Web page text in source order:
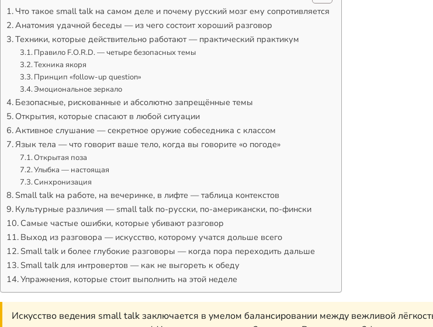
Что такое small talk на самом деле и почему русский мозг ему сопротивляется
Анатомия удачной беседы — из чего состоит хороший разговор
Техники, которые действительно работают — практический практикум
Правило F.O.R.D. — четыре безопасных темы
Техника якоря
Принцип «follow-up question»
Эмоциональное зеркало
Безопасные, рискованные и абсолютно запрещённые темы
Открытия, которые спасают в любой ситуации
Активное слушание — секретное оружие собеседника с классом
Язык тела — что говорит ваше тело, когда вы говорите «о погоде»
Открытая поза
Улыбка — настоящая
Синхронизация
Small talk на работе, на вечеринке, в лифте — таблица контекстов
Культурные различия — small talk по-русски, по-американски, по-фински
Самые частые ошибки, которые убивают разговор
Выход из разговора — искусство, которому учатся дольше всего
Small talk и более глубокие разговоры — когда пора переходить дальше
Small talk для интровертов — как не выгореть к обеду
Упражнения, которые стоит выполнить на этой неделе
Искусство ведения small talk заключается в умелом балансировании между вежливой